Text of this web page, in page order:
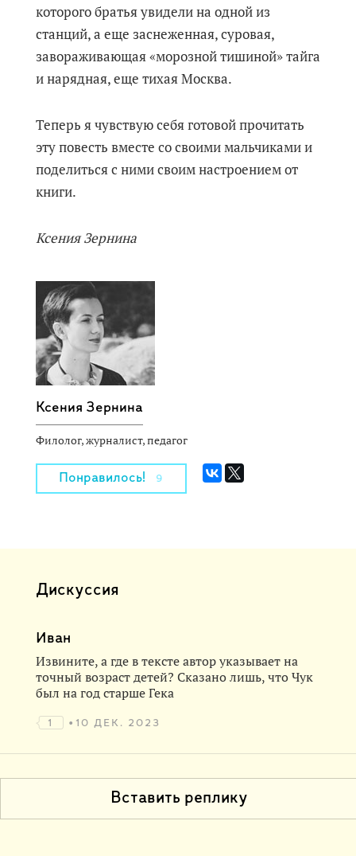
которого братья увидели на одной из
станций, а еще заснеженная, суровая,
завораживающая «морозной тишиной» тайга
и нарядная, еще тихая Москва.
Теперь я чувствую себя готовой прочитать
эту повесть вместе со своими мальчиками и
поделиться с ними своим настроением от
книги.
Ксения Зернина
Ксения Зернина
Филолог, журналист, педагог
Понравилось! 9
Дискуссия
Иван
Извините, а где в тексте автор указывает на
точный возраст детей? Сказано лишь, что Чук
был на год старше Гека
1 10 ДЕК. 2023
Вставить реплику